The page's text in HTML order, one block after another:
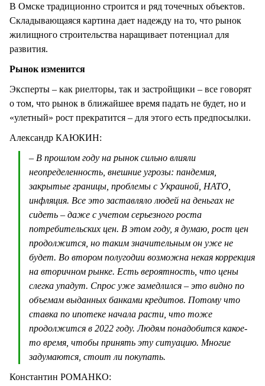
В Омске традиционно строится и ряд точечных объектов.
Складывающаяся картина дает надежду на то, что рынок
жилищного строительства наращивает потенциал для
развития.
Рынок изменится
Эксперты – как риелторы, так и застройщики – все говорят
о том, что рынок в ближайшее время падать не будет, но и
«улетный» рост прекратится – для этого есть предпосылки.
Александр КАЮКИН:
– В прошлом году на рынок сильно влияли
неопределенность, внешние угрозы: пандемия,
закрытые границы, проблемы с Украиной, НАТО,
инфляция. Все это заставляло людей на деньгах не
сидеть – даже с учетом серьезного роста
потребительских цен. В этом году, я думаю, рост цен
продолжится, но таким значительным он уже не
будет. Во втором полугодии возможна некая коррекция
на вторичном рынке. Есть вероятность, что цены
слегка упадут. Спрос уже замедлился – это видно по
объемам выданных банками кредитов. Потому что
ставка по ипотеке начала расти, что тоже
продолжится в 2022 году. Людям понадобится какое-
то время, чтобы принять эту ситуацию. Многие
задумаются, стоит ли покупать.
Константин РОМАНКО: